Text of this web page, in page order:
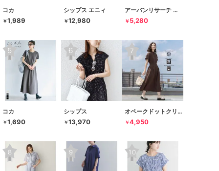
コカ
￥1,989
シップス エニィ
￥12,980
アーバンリサーチ サニーレーベル
￥ 5,280
コカ
￥1,690
シップス
￥13,970
オペークドットクリップ
￥4,950